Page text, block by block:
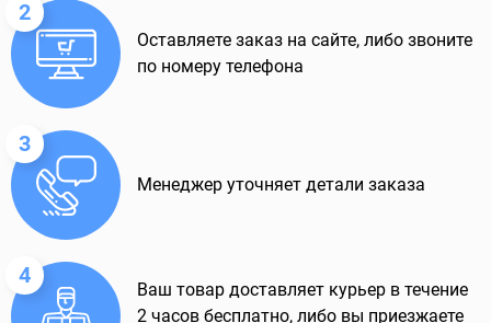
2
Оставляете заказ на сайте, либо звоните
по номеру телефона
3
Менеджер уточняет детали заказа
4
Ваш товар доставляет курьер в течение
2 часов бесплатно, либо вы приезжаете